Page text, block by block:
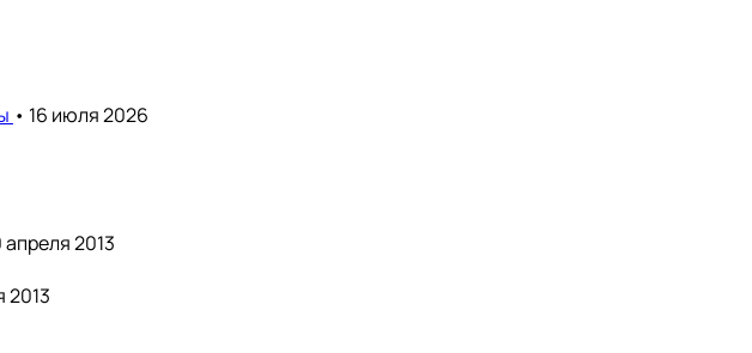
• 16 июля 2026
апреля 2013
2013